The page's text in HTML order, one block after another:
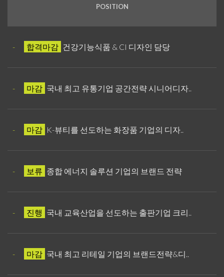
POSITION
- 합격마감 건강기능식품 & CI 디자인 담당
- 마감 국내 최고 유통기업 공간전략 시니어디자..
- 마감 K-뷰티를 선도하는 화장품 기업의 디자..
- 보류 종합 에너지 솔루션 기업의 브랜드 전략
- 진행 국내 교육산업을 선도하는 출판기업 크리..
- 마감 국내 최고 리테일 기업의 브랜드전략&디..